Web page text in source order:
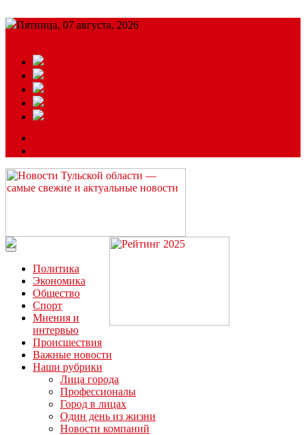
Пятница, 07 августа, 2026
Читайте последние новости дня в Тульской области на сайте
“ЗаНовомосковск”
Политика
Экономика
Общество
Спорт
Мнения и
интервью
Происшествия
Важные новости
Наши рубрики
Лица города
Профессионалы
Город в лицах
Один день из жизни
Новости компаний